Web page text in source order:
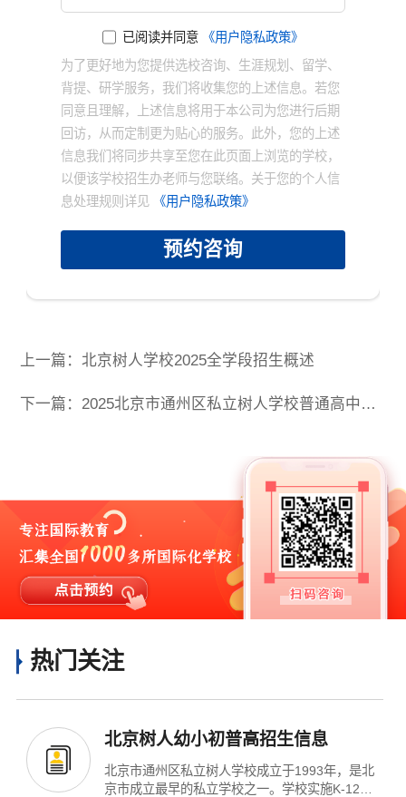
已阅读并同意
《用户隐私政策》
为了更好地为您提供选校咨询、生涯规划、留学、
背提、研学服务，我们将收集您的上述信息。若您
同意且理解，上述信息将用于本公司为您进行后期
回访，从而定制更为贴心的服务。此外，您的上述
信息我们将同步共享至您在此页面上浏览的学校，
以便该学校招生办老师与您联络。关于您的个人信
息处理规则详见
《用户隐私政策》
预约咨询
上一篇：北京树人学校2025全学段招生概述
下一篇：2025北京市通州区私立树人学校普通高中报考说明
热门关注
北京树人幼小初普高招生信息
北京市通州区私立树人学校成立于1993年，是北
京市成立最早的私立学校之一。学校实施K-12教